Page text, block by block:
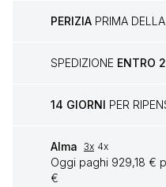
PERIZIA PRIMA
SPEDIZIONE ENTRO
14 GIORNI PER
Alma 3x 4x
Oggi paghi 929,18 €
€